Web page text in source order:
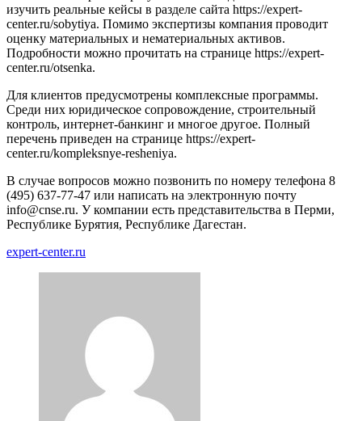
изучить реальные кейсы в разделе сайта https://expert-
center.ru/sobytiya. Помимо экспертизы компания проводит
оценку материальных и нематериальных активов.
Подробности можно прочитать на странице https://expert-
center.ru/otsenka.
Для клиентов предусмотрены комплексные программы.
Среди них юридическое сопровождение, строительный
контроль, интернет-банкинг и многое другое. Полный
перечень приведен на странице https://expert-
center.ru/kompleksnye-resheniya.
В случае вопросов можно позвонить по номеру телефона 8
(495) 637-77-47 или написать на электронную почту
info@cnse.ru. У компании есть представительства в Перми,
Республике Бурятия, Республике Дагестан.
expert-center.ru